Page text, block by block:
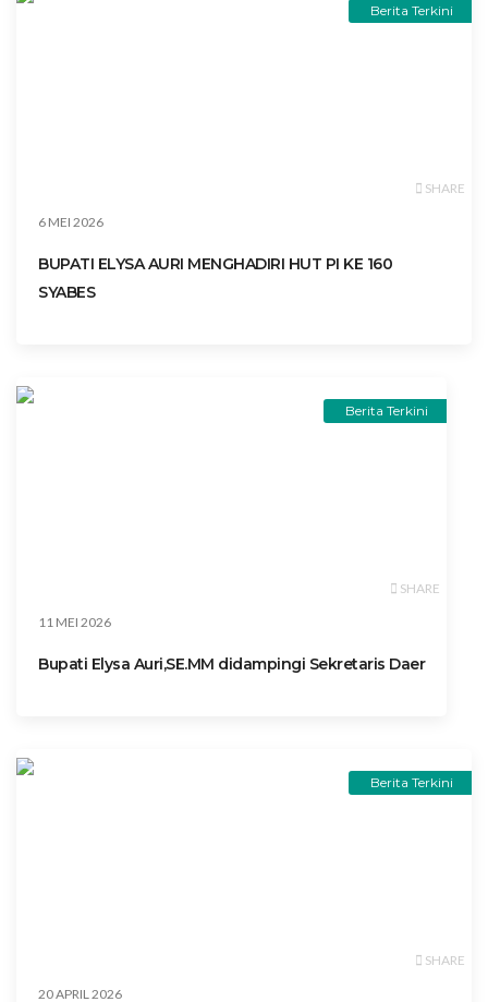
Berita Terkini
SHARE
6 MEI 2026
BUPATI ELYSA AURI MENGHADIRI HUT PI KE 160
SYABES
Berita Terkini
SHARE
11 MEI 2026
Bupati Elysa Auri,SE.MM didampingi Sekretaris Daer
Berita Terkini
SHARE
20 APRIL 2026